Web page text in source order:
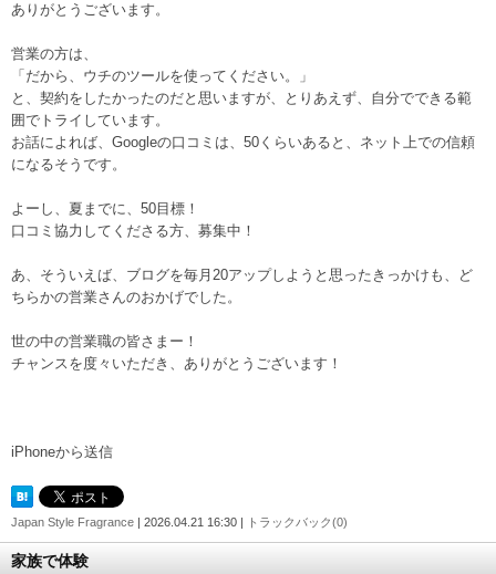
ありがとうございます。
営業の方は、
「だから、ウチのツールを使ってください。」
と、契約をしたかったのだと思いますが、とりあえず、自分でできる範
囲でトライしています。
お話によれば、Googleの口コミは、50くらいあると、ネット上での信頼
になるそうです。
よーし、夏までに、50目標！
口コミ協力してくださる方、募集中！
あ、そういえば、ブログを毎月20アップしようと思ったきっかけも、ど
ちらかの営業さんのおかげでした。
世の中の営業職の皆さまー！
チャンスを度々いただき、ありがとうございます！
iPhoneから送信
Japan Style Fragrance | 2026.04.21 16:30 | トラックバック(0)
家族で体験